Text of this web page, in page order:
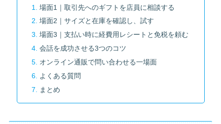
場面1｜取引先へのギフトを店員に相談する
場面2｜サイズと在庫を確認し、試す
場面3｜支払い時に経費用レシートと免税を頼む
会話を成功させる3つのコツ
オンライン通販で問い合わせる一場面
よくある質問
まとめ